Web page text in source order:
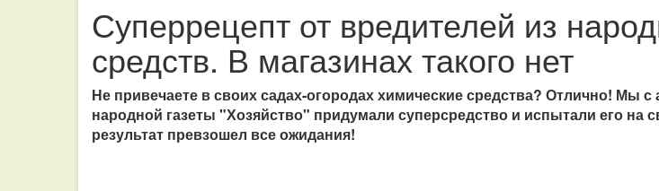
Суперрецепт от вредителей из
средств. В магазинах такого нет
Не привечаете в своих садах-огородах химические средства? Отлично! Мы
народной газеты "Хозяйство" придумали суперсредство и испытали его на
результат превзошел все ожидания!